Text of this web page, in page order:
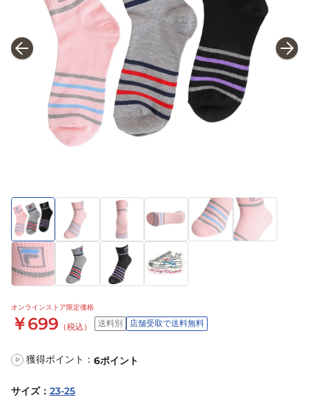
オンラインストア限定価格
￥699 （税込） 送料別 店舗受取で送料無料
P 獲得ポイント： 6ポイント
サイズ： 23-25